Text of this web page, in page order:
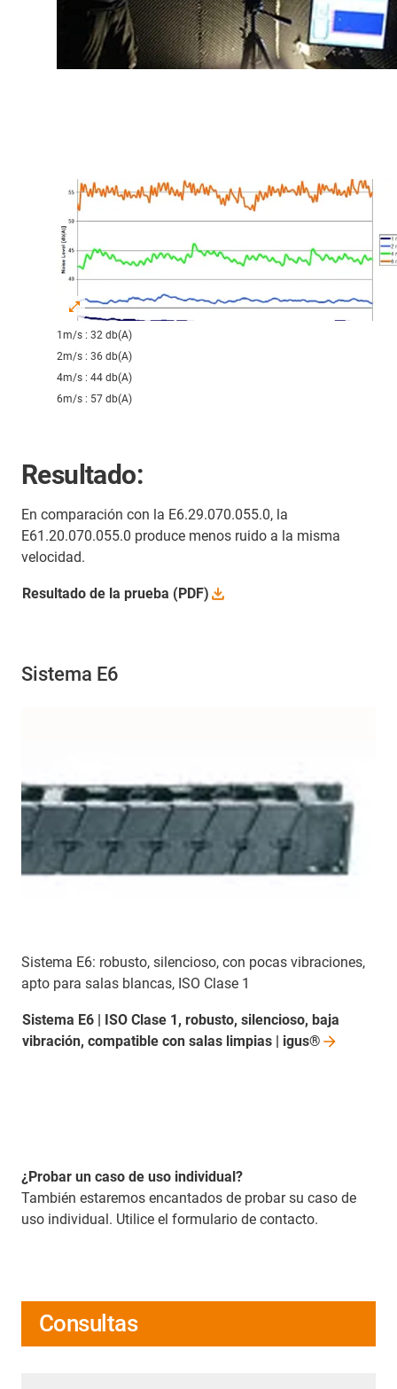
1m/s : 32 db(A)
2m/s : 36 db(A)
4m/s : 44 db(A)
6m/s : 57 db(A)
Resultado:
En comparación con la E6.29.070.055.0, la
E61.20.070.055.0 produce menos ruido a la misma
velocidad.
Resultado de la prueba (PDF)
Sistema E6
Sistema E6: robusto, silencioso, con pocas vibraciones,
apto para salas blancas, ISO Clase 1
Sistema E6 | ISO Clase 1, robusto, silencioso, baja
vibración, compatible con salas limpias | igus®
¿Probar un caso de uso individual?
También estaremos encantados de probar su caso de
uso individual. Utilice el formulario de contacto.
Consultas